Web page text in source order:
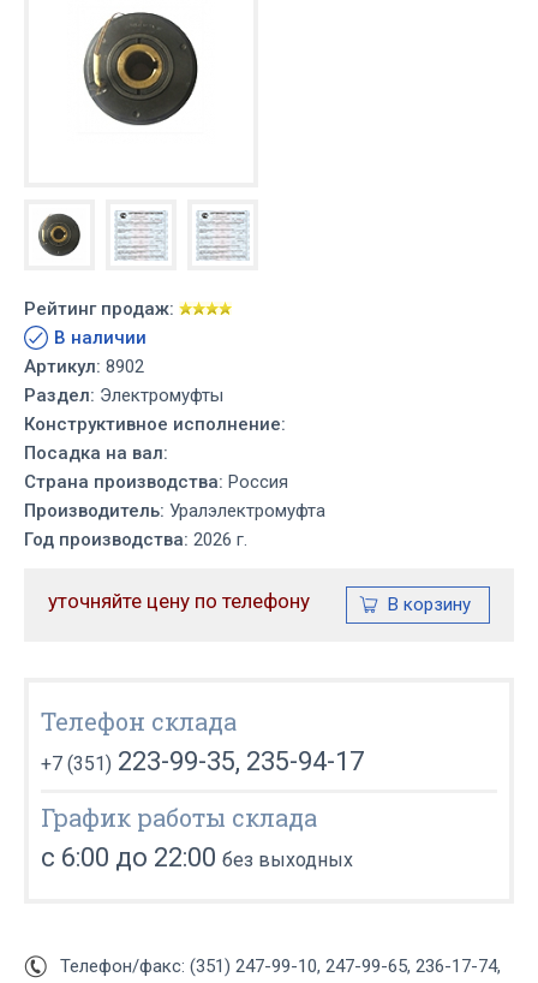
Рейтинг продаж:
В наличии
Артикул: 8902
Раздел: Электромуфты
Конструктивное исполнение:
Посадка на вал:
Страна производства: Россия
Производитель: Уралэлектромуфта
Год производства: 2026 г.
уточняйте цену по телефону
Телефон склада
+7 (351) 223-99-35, 235-94-17
График работы склада
с 6:00 до 22:00 без выходных
Телефон/факс: (351) 247-99-10, 247-99-65, 236-17-74,